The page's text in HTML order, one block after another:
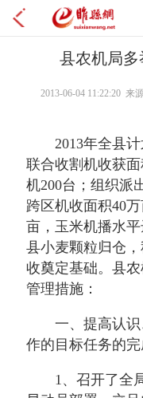
县农机局多
2013-06-04 11:22:20 来
2013年全县
联合收割机收获
机200台；组织派
跨区机收面积40
亩，玉米机播水
县小麦颗粒归仓
收奠定基础。县
管理措施：
一、提高认
作的目标任务的完
1、召开了全